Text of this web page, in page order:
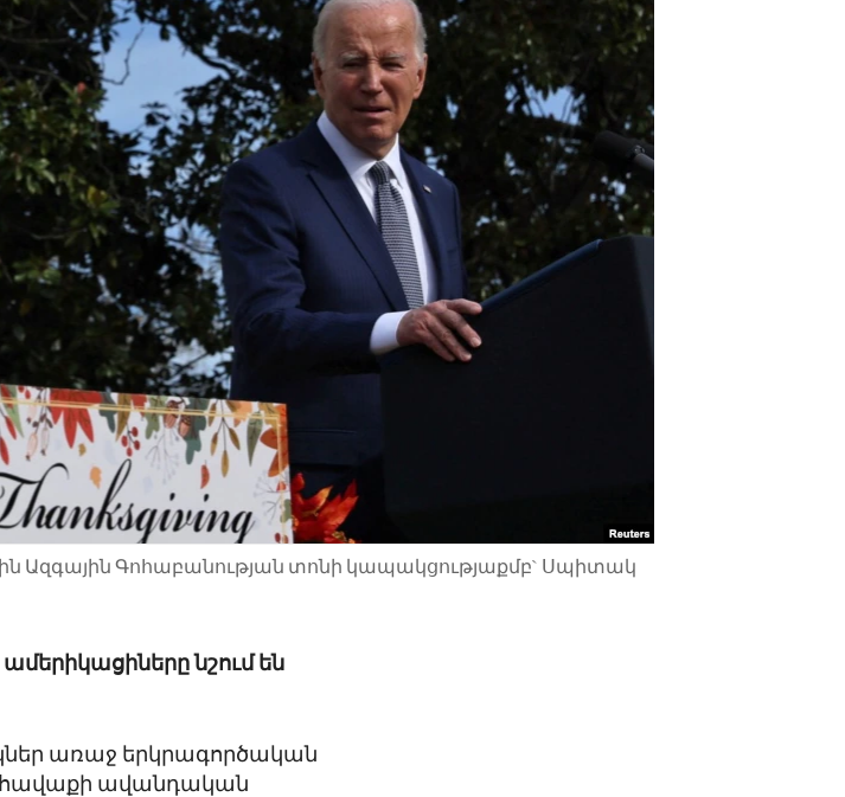
Ազգային Գոհաբանության տոնի կապակցությաքմբ` Սպիտակ
նշում են
առաջ երկրագործական
ավանդական